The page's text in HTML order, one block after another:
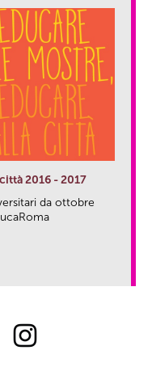
2016 - 2017
da ottobre